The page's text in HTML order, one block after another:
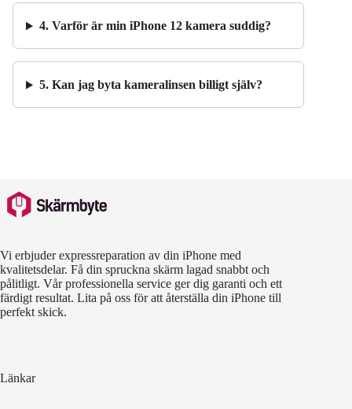
4. Varför är min iPhone 12 kamera suddig?
5. Kan jag byta kameralinsen billigt själv?
Vi erbjuder expressreparation av din iPhone med
kvalitetsdelar. Få din spruckna skärm lagad snabbt och
pålitligt. Vår professionella service ger dig garanti och ett
färdigt resultat. Lita på oss för att återställa din iPhone till
perfekt skick.
Länkar